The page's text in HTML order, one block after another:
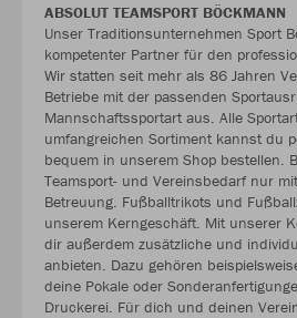
ABSOLUT TEAMSPORT BÖCKMANN
Unser Traditionsunternehmen Sport
kompetenter Partner für den
Wir statten seit mehr als 86 Jahren
Betriebe mit der passenden
Mannschaftssportart aus. Alle
umfangreichen Sortiment kannst du
bequem in unserem Shop bestellen.
Teamsport- und Vereinsbedarf nur
Betreuung. Fußballtrikots und
unserem Kerngeschäft. Mit unserer
dir außerdem zusätzliche und
anbieten. Dazu gehören
deine Pokale oder
Druckerei. Für dich und deinen